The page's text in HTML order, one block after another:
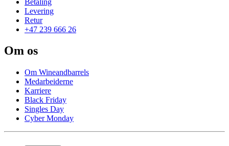
Levering
Retur
+47 239 666 26
Om os
Om Wineandbarrels
Medarbeiderne
Karriere
Black Friday
Singles Day
Cyber Monday